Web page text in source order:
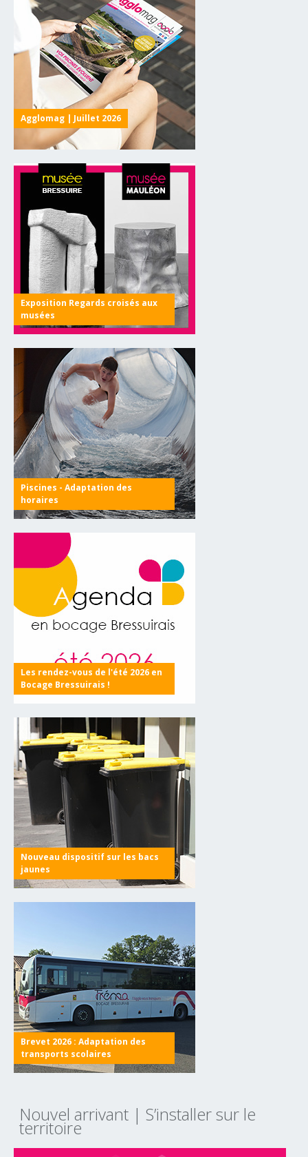
Agglomag | Juillet 2026
Exposition Regards croisés aux
musées
Piscines - Adaptation des
horaires
Les rendez-vous de l'été 2026 en
Bocage Bressuirais !
Nouveau dispositif sur les bacs
jaunes
Brevet 2026 : Adaptation des
transports scolaires
Nouvel arrivant |S’installer sur le
territoire